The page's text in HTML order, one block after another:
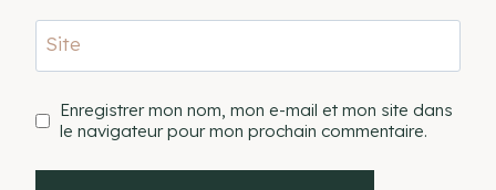
Site
Enregistrer mon nom, mon e-mail et mon site dans
le navigateur pour mon prochain commentaire.